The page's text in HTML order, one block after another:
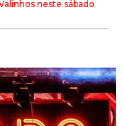
neste sábado